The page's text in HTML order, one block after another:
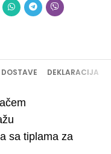
DEKLARACIJA
sa tiplama za